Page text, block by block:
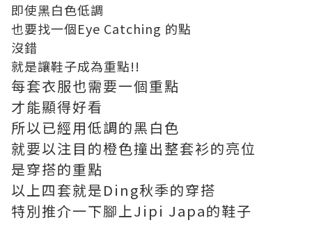
即使黑白色低調
也要找一個Eye Catching 的點
沒錯
就是讓鞋子成為重點!!
每套衣服也需要一個重點
才能顯得好看
所以已經用低調的黑白色
就要以注目的橙色撞出整套衫的亮位
是穿搭的重點
以上四套就是Ding秋季的穿搭
特別推介一下腳上Jipi Japa的鞋子